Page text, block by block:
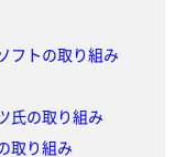
フトの取り組み
氏の取り組み
取り組み